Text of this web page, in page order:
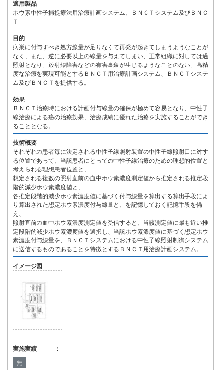
適用製品
ホウ素中性子捕捉療法用治療計画システム、ＢＮＣＴシステム及びＢＮＣ
Ｔ
目的
病巣に付与すべき処方線量が足りなくて再発が起きてしまうようなことが
なく、また、逆に必要以上の線量を与えてしまい、正常組織に対しては過
照射となり、放射線障害などの有害事象が生じるようなことのない、高精
度な治療を実現可能とするＢＮＣＴ用治療計画システム、ＢＮＣＴシステ
ム及びＢＮＣＴを提供する。
効果
ＢＮＣＴ治療時における計画付与線量の確保が極めて容易となり、中性子
線治療による癌の治療効果、治療成績に優れた治療を実施することができ
ることとなる。
技術概要
それぞれの患者毎に決定される中性子線照射装置の中性子線照射口に対す
る位置であって、当該患者にとっての中性子線治療のための理想的位置と
考えられる理想患者位置と、
想定される複数の照射直前の血中ホウ素濃度測定値から推定される推定段
階的減少ホウ素濃度値と、
各推定段階的減少ホウ素濃度値に基づく付与線量を算出する算出手段によ
り算出された想定ホウ素濃度付与線量と、を記憶しておく記憶手段を備
え、
照射直前の血中ホウ素濃度測定値を受信すると、当該測定値に最も近い推
定段階的減少ホウ素濃度値を選択し、当該ホウ素濃度値に基づく想定ホウ
素濃度付与線量を、ＢＮＣＴシステムにおける中性子線照射制御システム
に送信するものであることを特徴とするＢＮＣＴ用治療計画システム。
イメージ図
実施実績 ：
無